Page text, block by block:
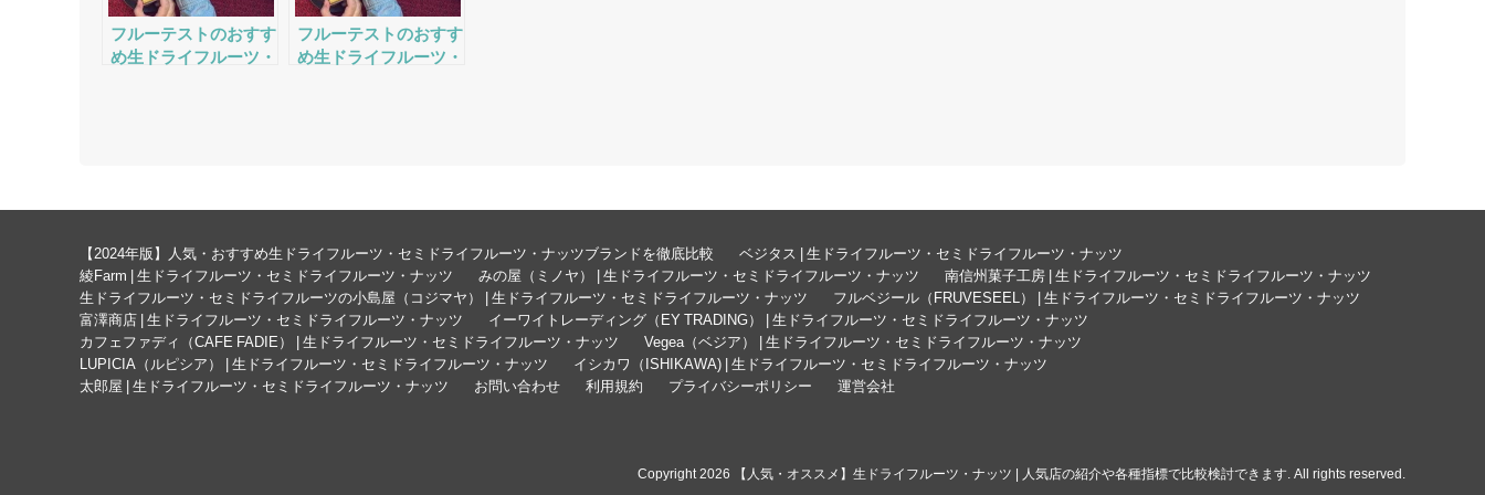
フルーテストのおすす
め生ドライフルーツ・
フルーテストのおすす
め生ドライフルーツ・
【2024年版】人気・おすすめ生ドライフルーツ・セミドライフルーツ・ナッツブランドを徹底比較
ベジタス | 生ドライフルーツ・セミドライフルーツ・ナッツ
綾Farm | 生ドライフルーツ・セミドライフルーツ・ナッツ
みの屋（ミノヤ） | 生ドライフルーツ・セミドライフルーツ・ナッツ
南信州菓子工房 | 生ドライフルーツ・セミドライフルーツ・ナッツ
生ドライフルーツ・セミドライフルーツの小島屋（コジマヤ） | 生ドライフルーツ・セミドライフルーツ・ナッツ
フルベジール（FRUVESEEL） | 生ドライフルーツ・セミドライフルーツ・ナッツ
富澤商店 | 生ドライフルーツ・セミドライフルーツ・ナッツ
イーワイトレーディング（EY TRADING） | 生ドライフルーツ・セミドライフルーツ・ナッツ
カフェファディ（CAFE FADIE） | 生ドライフルーツ・セミドライフルーツ・ナッツ
Vegea（ベジア） | 生ドライフルーツ・セミドライフルーツ・ナッツ
LUPICIA（ルピシア） | 生ドライフルーツ・セミドライフルーツ・ナッツ
イシカワ（ISHIKAWA) | 生ドライフルーツ・セミドライフルーツ・ナッツ
太郎屋 | 生ドライフルーツ・セミドライフルーツ・ナッツ
お問い合わせ 利用規約 プライバシーポリシー 運営会社
© Copyright 2026 【人気・オススメ】生ドライフルーツ・ナッツ | 人気店の紹介や各種指標で比較検討できます. All rights reserved.